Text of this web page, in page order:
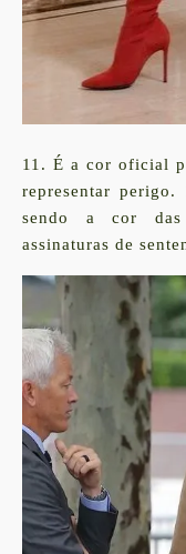
11. É a cor oficial
representar
sendo a cor das
assinaturas de